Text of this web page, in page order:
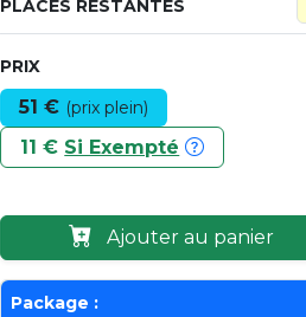
PLACES RESTANTES
PRIX
51 € (prix plein)
11 € Si Exempté
Ajouter au panier
Package :